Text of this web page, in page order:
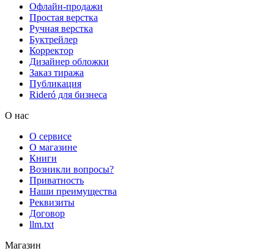
Офлайн-продажи
Простая верстка
Ручная верстка
Буктрейлер
Корректор
Дизайнер обложки
Заказ тиража
Публикация
Rideró для бизнеса
О нас
О сервисе
О магазине
Книги
Возникли вопросы?
Приватность
Наши преимущества
Реквизиты
Договор
llm.txt
Магазин